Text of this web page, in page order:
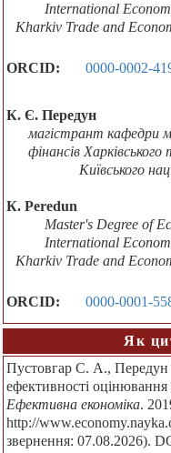
International
Kharkiv Trade and
ORCID:
0000-0002-
К. Є. Передун
магістрант кафедри
фінансів
Київського
К. Peredun
Master's Degree of
International
Kharkiv Trade and
ORCID:
0000-0001-
Як
Пустовгар С. А., Передун
ефективності оцінювання
Ефективна економіка.
http://
звернення: 07.08.2026).